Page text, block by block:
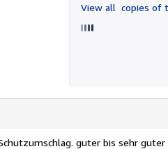
View all copies of
guter bis sehr